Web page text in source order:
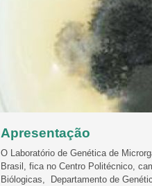
Apresentação
O Laboratório de Genética de
Brasil, fica no Centro Politécnico,
Biólogicas, Departamento de